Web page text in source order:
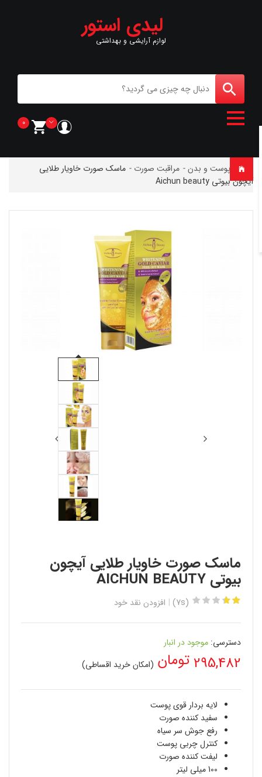
لیدی استور
لوازم آرایشی و بهداشتی
0
خانه پوست و بدن - مراقبت صورت - ماسک صورت خاویار طلایی
آیچون بیوتی Aichun beauty
ماسک صورت خاویار طلایی آیچون
بیوتی AICHUN BEAUTY
(7s) افزودن نقد خود
دسترسی: موجود در انبار
295,482تومان (امکان خرید اقساطی)
لایه بردار قوی پوست
سفید کننده صورت
رفع جوش سر سیاه
کنترل چربی پوست
لیفت کننده صورت
100 میلی لیتر